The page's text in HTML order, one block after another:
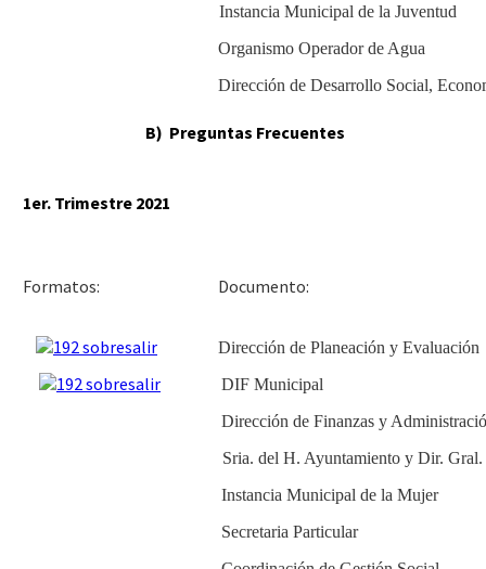
Instancia Municipal de la Juventud
Organismo Operador de Agua
Dirección de Desarrollo Social,
B) Preguntas Frecuentes
1er. Trimestre 2021
Formatos:
Dirección de Planeación y Evaluación
DIF Municipal
Dirección de Finanzas y
Sria. del H. Ayuntamiento y Dir.
Instancia Municipal de la Mujer
Secretaria Particular